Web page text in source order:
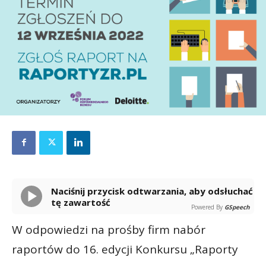
Naciśnij przycisk odtwarzania, aby odsłuchać
tę zawartość
Powered By GSpeech
W odpowiedzi na prośby firm nabór
raportów do 16. edycji Konkursu „Raporty